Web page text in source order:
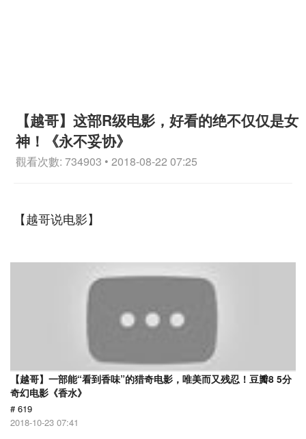
【越哥】这部R级电影，好看的绝不仅仅是女
神！《永不妥协》
觀看次數: 734903 • 2018-08-22 07:25
【越哥说电影】
【越哥】一部能“看到香味”的猎奇电影，唯美而又残忍！豆瓣8 5分
奇幻电影《香水》
# 619
2018-10-23 07:41